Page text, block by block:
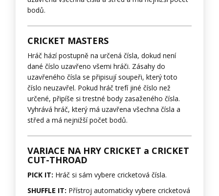
bodů.
CRICKET MASTERS
Hráč hází postupně na určená čísla, dokud není
dané číslo uzavřeno všemi hráči. Zásahy do
uzavřeného čísla se připisují soupeři, který toto
číslo neuzavřel. Pokud hráč trefí jiné číslo než
určené, připíše si trestné body zasaženého čísla.
Vyhrává hráč, který má uzavřena všechna čísla a
střed a má nejnižší počet bodů.
VARIACE NA HRY CRICKET a CRICKET
CUT-THROAD
PICK IT: Hráč si sám vybere cricketová čísla.
SHUFFLE IT: Přístroj automaticky vybere cricketová